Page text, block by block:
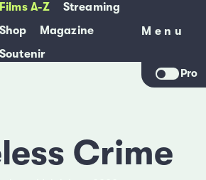
Films A-Z
Streaming
Shop
Magazine
Soutenir
Menu
Menu
Pro
Crime